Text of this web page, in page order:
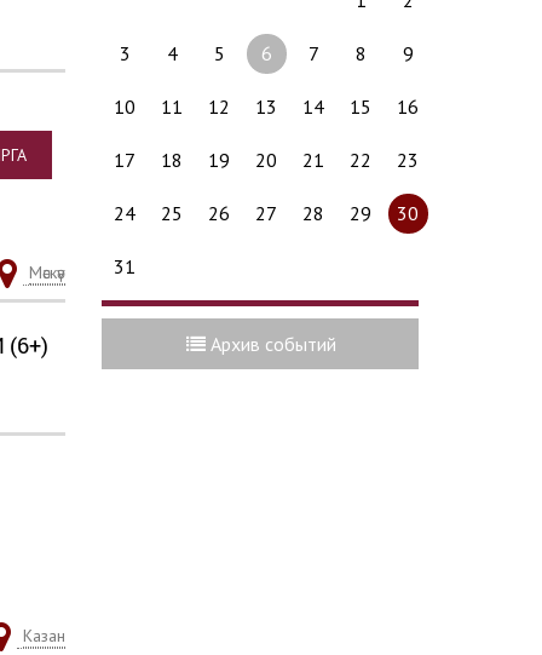
Мәскәү
Казан
3 4 5 6 7 8 9
10 11 12 13 14 15 16
17 18 19 20 21 22 23
24 25 26 27 28 29 30
31
Архив событий